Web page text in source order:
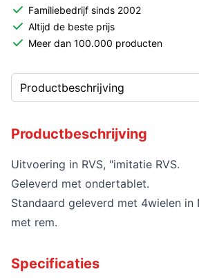
Familiebedrijf sinds 2002
Altijd de beste prijs
Meer dan 100.000 producten
Productbeschrijving
Uitvoering in RVS, "imitatie RVS.
Geleverd met ondertablet.
Standaard geleverd met 4wielen in
met rem.
Specificaties